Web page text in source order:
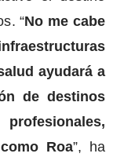
“No me cabe
ayudará a
de destinos
Roa”, ha